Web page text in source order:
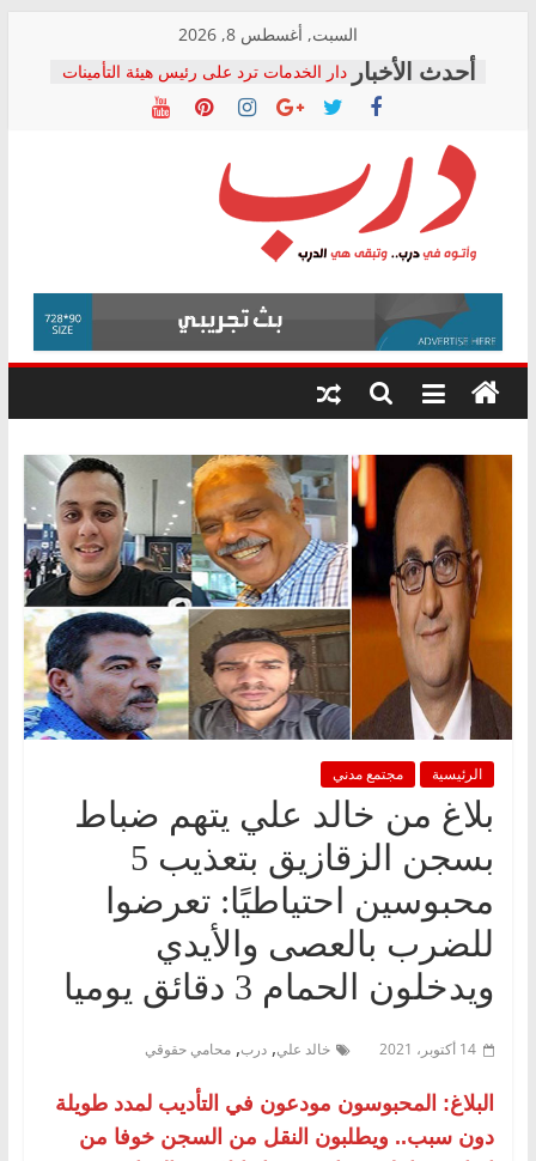
content
السبت, أغسطس 8, 2026
دار الخدمات ترد على رئيس هيئة التأمينات
بعد مؤتمره الصحفي: إنكار الأزمة لا ينهي
معاناة أصحاب المعاشات.. ونطالب بكشف
فرحات سليمان يكتب: القطاع الصحي إلى
أين؟
حزب التحالف الشعبي يطلق لجنة “الحق
في الصحة” بالإسكندرية لرصد الانتهاكات
ودعم المرضى
الوزاري لمدينة الصحفيين.. وانتهاء أعمال
إنشاء المبنى الإداري
المجلس القومي لحقوق الإنسان يعلن
متابعة قضية الدكتور محمد زهران.. ويؤكد:
قرينة البراءة وضمانات المحاكمة العادلة
درب
وأتوه
درب..
وتبقى
هي
الرئيسية مجتمع مدني
بلاغ من خالد علي يتهم ضباط
بسجن الزقازيق بتعذيب 5
محبوسين احتياطيًا: تعرضوا
للضرب بالعصى والأيدي
‏ويدخلون الحمام 3 دقائق يوميا
14 أكتوبر، 2021 خالد علي, درب, محامي حقوقي
البلاغ: المحبوسون مودعون في التأديب لمدد طويلة
دون سبب.. ويطلبون النقل من السجن خوفا من